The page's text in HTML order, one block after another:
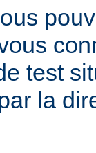
test
la